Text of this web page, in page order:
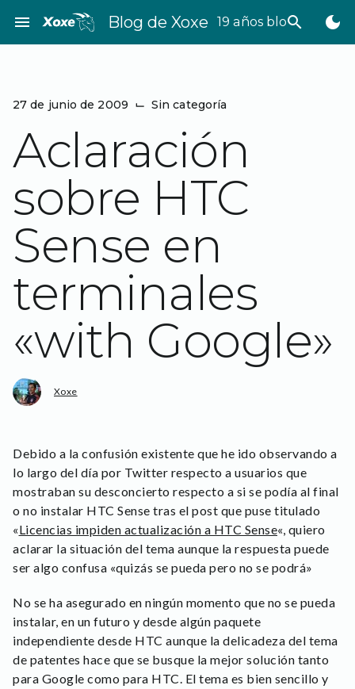
contenido
menu Blog de Xoxe 19 años bloggeando
search dark_mode
27 de junio de 2009 ⌙ Sin categoría
Aclaración
sobre HTC
Sense en
terminales
«with Google»
Xoxe
Debido a la confusión existente que he ido observando a
lo largo del día por Twitter respecto a usuarios que
mostraban su desconcierto respecto a si se podía al final
o no instalar HTC Sense tras el post que puse titulado
«Licencias impiden actualización a HTC Sense«, quiero
aclarar la situación del tema aunque la respuesta puede
ser algo confusa «quizás se pueda pero no se podrá»
No se ha asegurado en ningún momento que no se pueda
instalar, en un futuro y desde algún paquete
independiente desde HTC aunque la delicadeza del tema
de patentes hace que se busque la mejor solución tanto
para Google como para HTC. El tema es bien sencillo y